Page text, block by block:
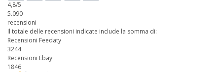
4,8/5
5.090
recensioni
Il totale delle recensioni indicate include la somma di:
Recensioni Feedaty
3244
Recensioni Ebay
1846